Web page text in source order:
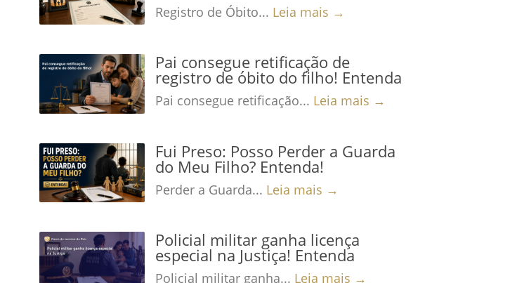
Registro de Óbito... Leia mais →
Pai consegue retificação de
registro de óbito do filho! Entenda
Pai consegue retificação... Leia mais →
Fui Preso: Posso Perder a Guarda
do Meu Filho? Entenda!
Perder a Guarda... Leia mais →
Policial militar ganha licença
especial na Justiça! Entenda
Policial militar ganha... Leia mais →